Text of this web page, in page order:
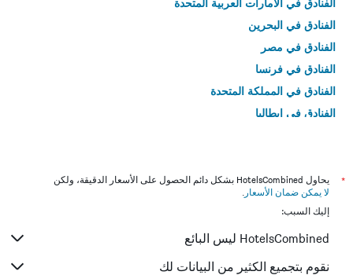
الفنادق في البحرين
الفنادق في مصر
الفنادق في فرنسا
الفنادق في المملكة المتحدة
الفنادق في إيطاليا
*
يحاول HotelsCombined بشكل دائم الحصول على الأسعار الدقيقة، ولكن
لا يمكن ضمان الأسعار .
إليك السبب:
HotelsCombined ليس البائع
نقوم بتجميع الكثير من البيانات لك